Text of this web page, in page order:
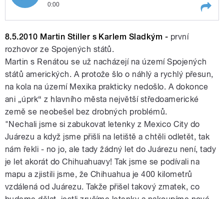
Házovou
pause
0:00
8.5.2010 Martin Stiller s Karlem Sladkým - první
rozhovor ze Spojených států.
Martin s Renátou se už nacházejí na území Spojených
států amerických. A protože šlo o náhlý a rychlý přesun,
na kola na území Mexika prakticky nedošlo. A dokonce
ani „úprk“ z hlavního města největší středoamerické
země se neobešel bez drobných problémů.
"Nechali jsme si zabukovat letenky z Mexico City do
Juárezu a když jsme přišli na letiště a chtěli odletět, tak
nám řekli - no jo, ale tady žádný let do Juárezu není, tady
je let akorát do Chihuahuavy! Tak jsme se podívali na
mapu a zjistili jsme, že Chihuahua je 400 kilometrů
vzdálená od Juárezu. Takže přišel takový zmatek, co